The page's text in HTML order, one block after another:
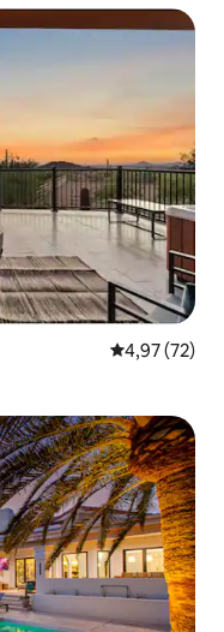
aimés
Note
4,97 (72)
aimés